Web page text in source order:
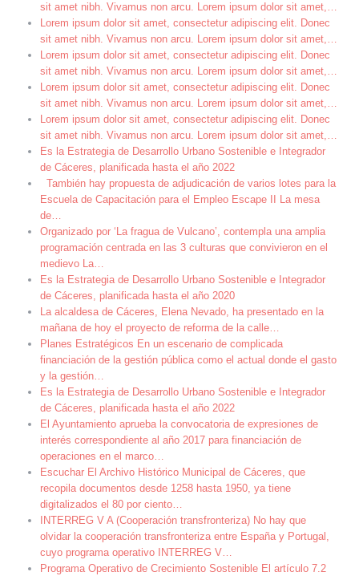
sit amet nibh. Vivamus non arcu. Lorem ipsum dolor sit amet,…
Lorem ipsum dolor sit amet, consectetur adipiscing elit. Donec
sit amet nibh. Vivamus non arcu. Lorem ipsum dolor sit amet,…
Lorem ipsum dolor sit amet, consectetur adipiscing elit. Donec
sit amet nibh. Vivamus non arcu. Lorem ipsum dolor sit amet,…
Lorem ipsum dolor sit amet, consectetur adipiscing elit. Donec
sit amet nibh. Vivamus non arcu. Lorem ipsum dolor sit amet,…
Lorem ipsum dolor sit amet, consectetur adipiscing elit. Donec
sit amet nibh. Vivamus non arcu. Lorem ipsum dolor sit amet,…
Es la Estrategia de Desarrollo Urbano Sostenible e Integrador
de Cáceres, planificada hasta el año 2022
También hay propuesta de adjudicación de varios lotes para la
Escuela de Capacitación para el Empleo Escape II La mesa
de…
Organizado por ‘La fragua de Vulcano’, contempla una amplia
programación centrada en las 3 culturas que convivieron en el
medievo La…
Es la Estrategia de Desarrollo Urbano Sostenible e Integrador
de Cáceres, planificada hasta el año 2020
La alcaldesa de Cáceres, Elena Nevado, ha presentado en la
mañana de hoy el proyecto de reforma de la calle…
Planes Estratégicos En un escenario de complicada
financiación de la gestión pública como el actual donde el gasto
y la gestión…
Es la Estrategia de Desarrollo Urbano Sostenible e Integrador
de Cáceres, planificada hasta el año 2022
El Ayuntamiento aprueba la convocatoria de expresiones de
interés correspondiente al año 2017 para financiación de
operaciones en el marco…
Escuchar El Archivo Histórico Municipal de Cáceres, que
recopila documentos desde 1258 hasta 1950, ya tiene
digitalizados el 80 por ciento…
INTERREG V A (Cooperación transfronteriza) No hay que
olvidar la cooperación transfronteriza entre España y Portugal,
cuyo programa operativo INTERREG V…
Programa Operativo de Crecimiento Sostenible El artículo 7.2